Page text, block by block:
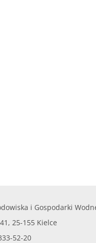
i Gospodarki
25-155 Kielce
52-20